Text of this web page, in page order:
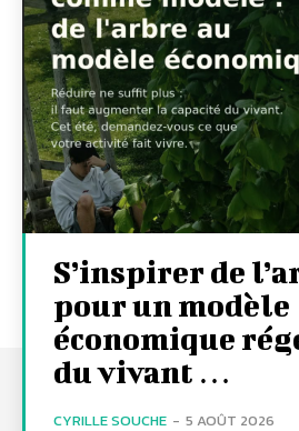
S’inspirer de
pour un modèle
économique
du vivant …
CYRILLE SOUCHE - 5 AOÛT 2026